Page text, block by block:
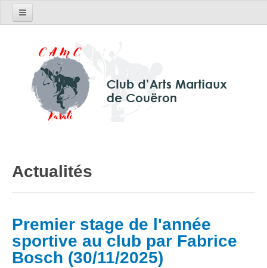
Horaires et tarifs
Actualités
Contactez-nous
Divers
Actualités
Premier stage de l'année
sportive au club par Fabrice
Bosch (30/11/2025)